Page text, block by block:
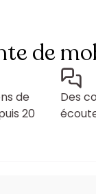
de
de
20
Des